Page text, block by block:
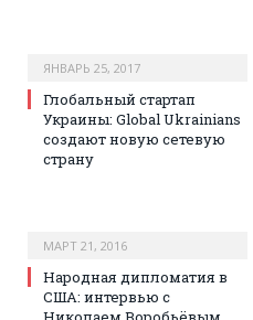
ЯНВАРЬ 25, 2017
Глобальный стартап
Украины: Global Ukrainians
создают новую сетевую
страну
МАРТ 21, 2016
Народная дипломатия в
США: интервью с